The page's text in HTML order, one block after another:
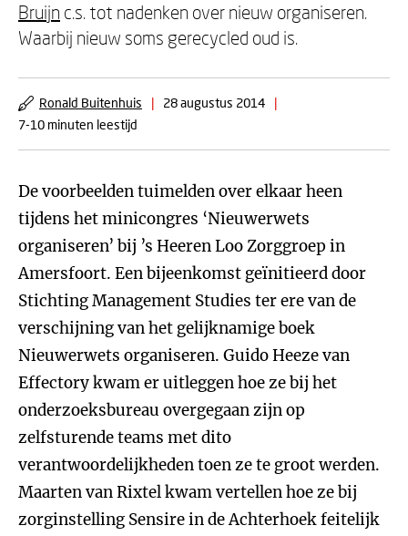
Bruijn c.s. tot nadenken over nieuw organiseren.
Waarbij nieuw soms gerecycled oud is.
Ronald Buitenhuis | 28 augustus 2014
|
7-10 minuten leestijd
De voorbeelden tuimelden over elkaar heen
tijdens het minicongres ‘Nieuwerwets
organiseren’ bij ’s Heeren Loo Zorggroep in
Amersfoort. Een bijeenkomst geïnitieerd door
Stichting Management Studies ter ere van de
verschijning van het gelijknamige boek
Nieuwerwets organiseren. Guido Heeze van
Effectory kwam er uitleggen hoe ze bij het
onderzoeksbureau overgegaan zijn op
zelfsturende teams met dito
verantwoordelijkheden toen ze te groot werden.
Maarten van Rixtel kwam vertellen hoe ze bij
zorginstelling Sensire in de Achterhoek feitelijk